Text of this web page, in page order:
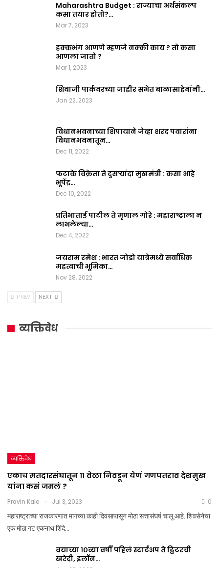
Maharashtra Budget : राज्याचा अर्थसंकल्प
कसा तयार होतो?…
Mar 7, 2023
हक्कभंग आणणे म्हणजे नक्की काय ? तो कसा
आणला जातो ?
Mar 1, 2023
शिवाजी पार्कवरच्या जाहीर सभेत बाळासाहेबांनी…
Jan 22, 2023
विधानभवनाच्या शिपायाने जेव्हा शरद पवारांना
विधानभवनातून…
Dec 11, 2022
फटाके विक्रेता ते दुसऱ्यांदा मुखमंत्री : कसा आहे
भूपेंद्र…
Dec 10, 2022
प्रतिभाताई पाटील ते मृणाल गोरे : महाराष्ट्राला न
लाभलेल्या…
Dec 4, 2022
जयराम रमेश : भारत जोडो यात्रेमध्ये सर्वाधिक
महत्वाची भूमिका…
Nov 28, 2022
PREV NEXT
व्यक्तिवेध
व्यक्तिवेध
एकाच मतदारसंघातून ११ वेळा निवडून येणं गणपतराव देशमुख
यांना कसं जमलं ?
Pravin Kale Jul 3, 2023 0
महाराष्ट्राच्या राजकारणात मागच्या काही दिवसापासून मोठा सत्तासंघर्ष चालू आहे. शिवसेनेचा
एक मोठा गट एकनाथ शिंदे…
वयाच्या १०व्या वर्षी पहिलं स्टार्टअप ते ट्विटरची
खरेदी, इलॉन…